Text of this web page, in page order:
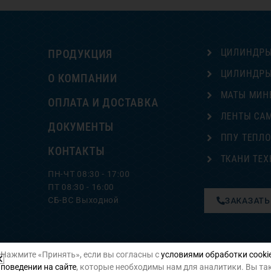
ПРОДУКЦИЯ
О КОМПАНИИ
ОПЛАТА И ДОСТАВКА
ДОКУМЕНТЫ
КОНТАКТЫ
ПН-ЧТ 08:30 - 17:00
ПТ 08:30 - 16:00
СБ-ВС Выходной
МАТЫ
ЛЕНТЫ
ППУ
ТКАНИ
Политика конфиденциальности
Нажмите «Принять», если вы согласны сусловиями обработки
поведении на сайте, которые необходимы нам для аналитики. Вы